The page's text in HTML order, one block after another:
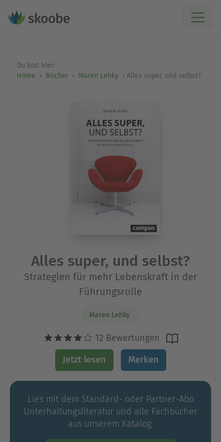
Du bist hier:
Home
Bücher Maren Lehky Alles super, und selbst?
Alles super, und selbst?
Strategien für mehr Lebenskraft in der
Führungsrolle
Maren Lehky
12 Bewertungen
Jetzt lesen Merken
Lies mit dem Standard- oder Partner-Abo
Unterhaltungs­literatur und alle Fachbücher
aus unserem Katalog.